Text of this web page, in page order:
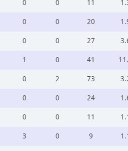
0 0 11
0 0 20
0 0 27
1 0 41
0 2 73
0 0 24
0 0 11
3 0 9